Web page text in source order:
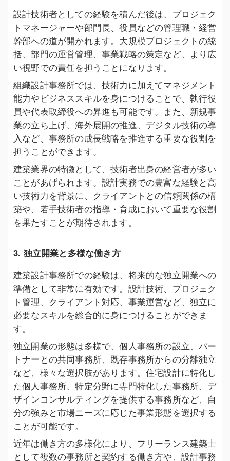
設計技術者としての経験を積んだ後は、プロジェク
トマネージャーや部門長、役員などの管理職・経営
幹部への道が開かれます。大規模プロジェクトの統
括、部門の運営管理、事業戦略の策定など、より広
い視野での責任を担うことになります。
組織設計事務所では、技術力に加えてマネジメント
能力やビジネススキルを身につけることで、執行役
員や代表取締役への昇進も可能です。また、新規事
業の立ち上げ、海外展開の推進、デジタル技術の導
入など、事務所の成長戦略を推進する重要な役割を
担うことができます。
建築業界の特徴として、技術者出身の経営者が多い
ことがあげられます。設計実務での豊富な経験と高
い技術力を背景に、クライアントとの信頼関係の構
築や、若手技術者の指導・育成において重要な役割
を果たすことが期待されます。
3. 独立開業と多様な働き方
建築設計事務所での経験は、将来的な独立開業への
準備として非常に有効です。設計技術、プロジェク
ト管理、クライアント対応、事業運営など、独立に
必要なスキルを総合的に身につけることができま
す。
独立開業の形態は多様で、個人事務所の設立、パー
トナーとの共同事務所、既存事務所からの分離独立
など、様々な選択肢があります。住宅設計に特化し
た個人事務所、特定分野に専門特化した事務所、デ
ザインコンサルティングを提供する事務所など、自
分の強みと市場ニーズに応じた事業形態を選択する
ことが可能です。
近年は働き方の多様化により、フリーランス建築士
として複数の事務所と契約する働き方や、設計事務